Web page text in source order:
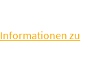
Informationen zu